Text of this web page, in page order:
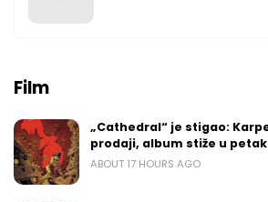
Film
„Cathedral“ je stigao:
prodaji, album stiže u petak
ABOUT 17 HOURS AGO